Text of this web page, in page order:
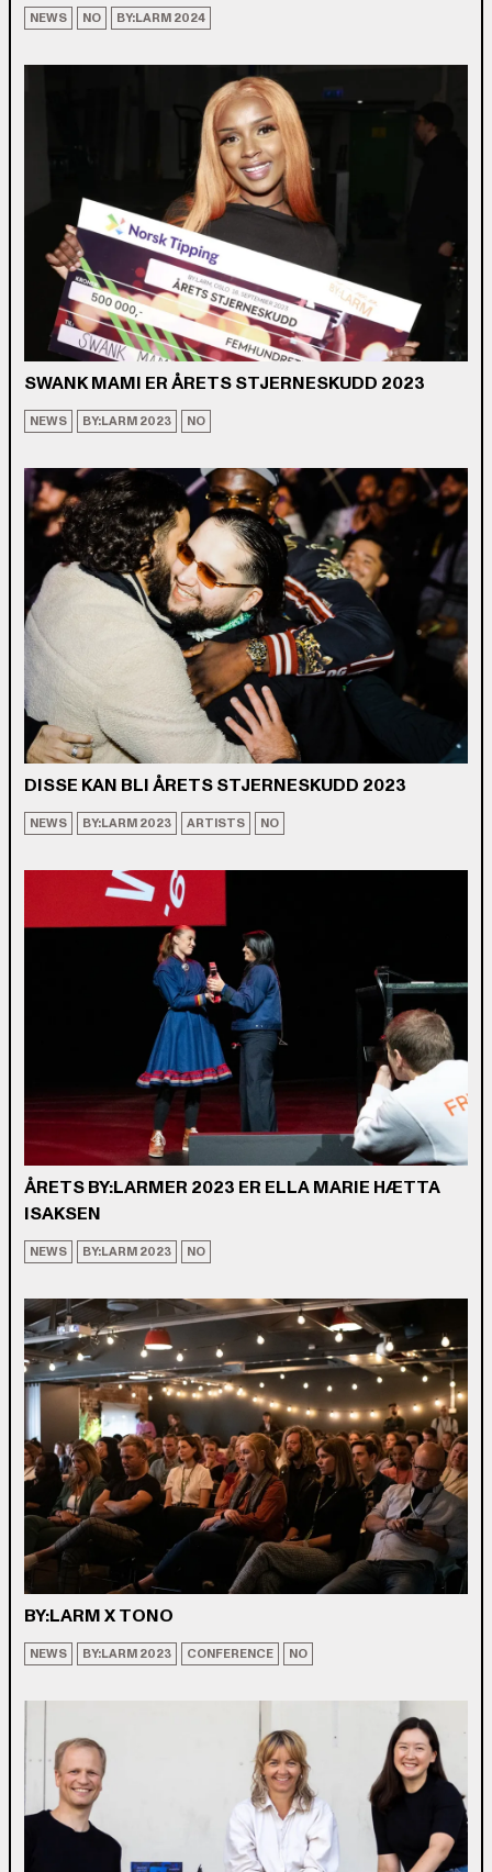
NEWS NO BY:LARM 2024
SWANK MAMI ER ÅRETS STJERNESKUDD 2023
NEWS BY:LARM 2023 NO
DISSE KAN BLI ÅRETS STJERNESKUDD 2023
NEWS BY:LARM 2023 ARTISTS NO
ÅRETS BY:LARMER 2023 ER ELLA MARIE HÆTTA
ISAKSEN
NEWS BY:LARM 2023 NO
BY:LARM X TONO
NEWS BY:LARM 2023 CONFERENCE NO